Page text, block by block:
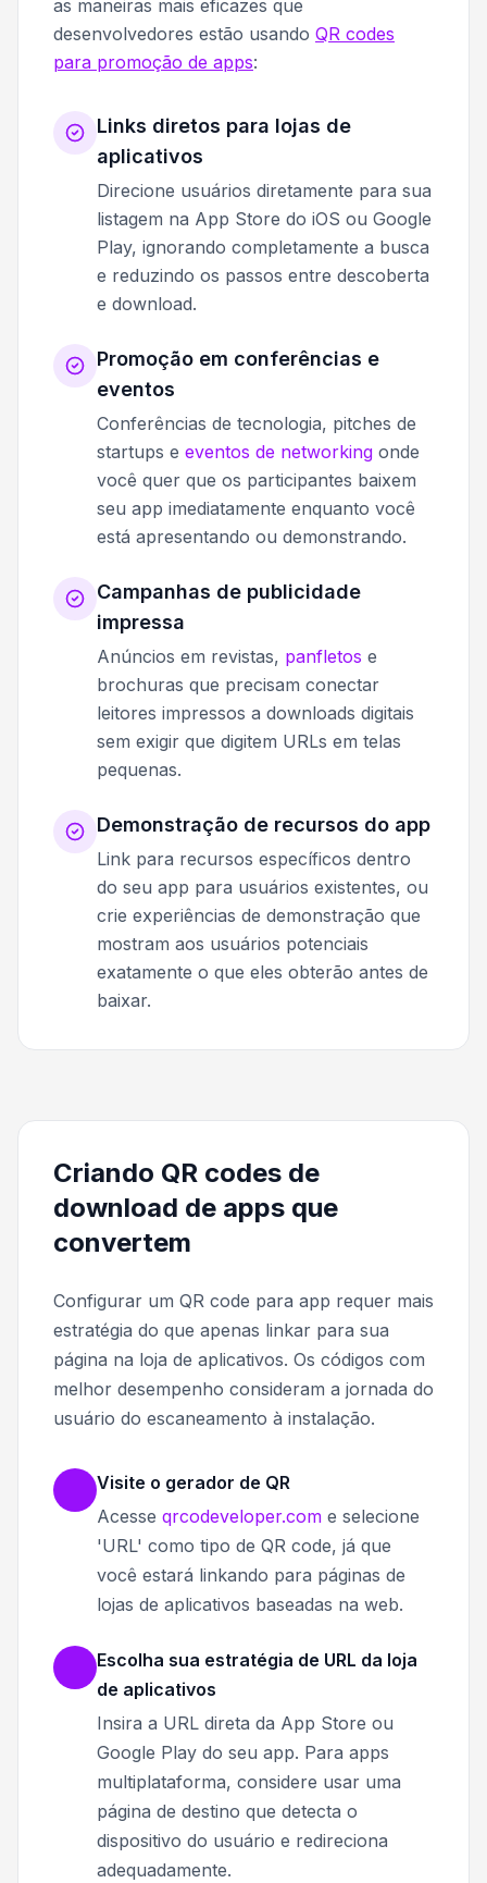
as maneiras mais eficazes que
desenvolvedores estão usando QR codes
para promoção de apps:
Links diretos para lojas de
aplicativos
Direcione usuários diretamente para sua
listagem na App Store do iOS ou Google
Play, ignorando completamente a busca
e reduzindo os passos entre descoberta
e download.
Promoção em conferências e
eventos
Conferências de tecnologia, pitches de
startups e eventos de networking onde
você quer que os participantes baixem
seu app imediatamente enquanto você
está apresentando ou demonstrando.
Campanhas de publicidade
impressa
Anúncios em revistas, panfletos e
brochuras que precisam conectar
leitores impressos a downloads digitais
sem exigir que digitem URLs em telas
pequenas.
Demonstração de recursos do app
Link para recursos específicos dentro
do seu app para usuários existentes, ou
crie experiências de demonstração que
mostram aos usuários potenciais
exatamente o que eles obterão antes de
baixar.
Criando QR codes de
download de apps que
convertem
Configurar um QR code para app requer mais
estratégia do que apenas linkar para sua
página na loja de aplicativos. Os códigos com
melhor desempenho consideram a jornada do
usuário do escaneamento à instalação.
Visite o gerador de QR
Acesse qrcodeveloper.com e selecione
'URL' como tipo de QR code, já que
você estará linkando para páginas de
lojas de aplicativos baseadas na web.
Escolha sua estratégia de URL da loja
de aplicativos
Insira a URL direta da App Store ou
Google Play do seu app. Para apps
multiplataforma, considere usar uma
página de destino que detecta o
dispositivo do usuário e redireciona
adequadamente.